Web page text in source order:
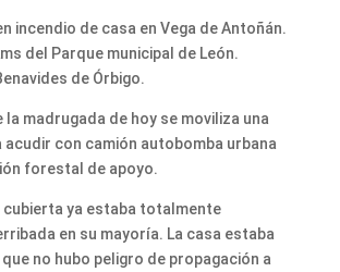
incendio de casa en Vega de Antoñán.
del Parque municipal de León.
de Órbigo.
la madrugada de hoy se moviliza una
con camión autobomba urbana
forestal de apoyo.
cubierta ya estaba totalmente
en su mayoría. La casa estaba
no hubo peligro de propagación a